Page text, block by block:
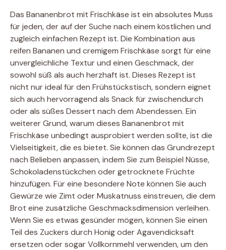
Das Bananenbrot mit Frischkäse ist ein absolutes Muss
für jeden, der auf der Suche nach einem köstlichen und
zugleich einfachen Rezept ist. Die Kombination aus
reifen Bananen und cremigem Frischkäse sorgt für eine
unvergleichliche Textur und einen Geschmack, der
sowohl süß als auch herzhaft ist. Dieses Rezept ist
nicht nur ideal für den Frühstückstisch, sondern eignet
sich auch hervorragend als Snack für zwischendurch
oder als süßes Dessert nach dem Abendessen. Ein
weiterer Grund, warum dieses Bananenbrot mit
Frischkäse unbedingt ausprobiert werden sollte, ist die
Vielseitigkeit, die es bietet. Sie können das Grundrezept
nach Belieben anpassen, indem Sie zum Beispiel Nüsse,
Schokoladenstückchen oder getrocknete Früchte
hinzufügen. Für eine besondere Note können Sie auch
Gewürze wie Zimt oder Muskatnuss einstreuen, die dem
Brot eine zusätzliche Geschmacksdimension verleihen.
Wenn Sie es etwas gesünder mögen, können Sie einen
Teil des Zuckers durch Honig oder Agavendicksaft
ersetzen oder sogar Vollkornmehl verwenden, um den